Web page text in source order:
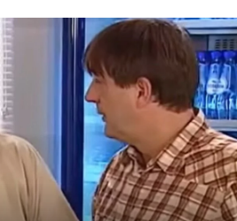
OBAVIJESTI